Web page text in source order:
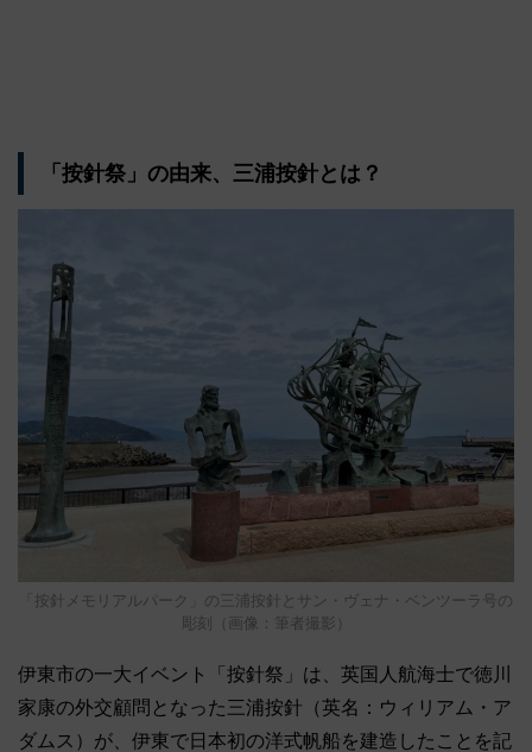
「按針祭」の由来、三浦按針とは？
「按針メモリアルパーク」の三浦按針とサン・ヴェナ・ベンツーラ号の
彫刻（画像：筆者撮影）
伊東市の一大イベント「按針祭」は、英国人航海士で徳川
家康の外交顧問となった三浦按針（英名：ウィリアム・ア
ダムス）が、伊東で日本初の洋式帆船を建造したことを記